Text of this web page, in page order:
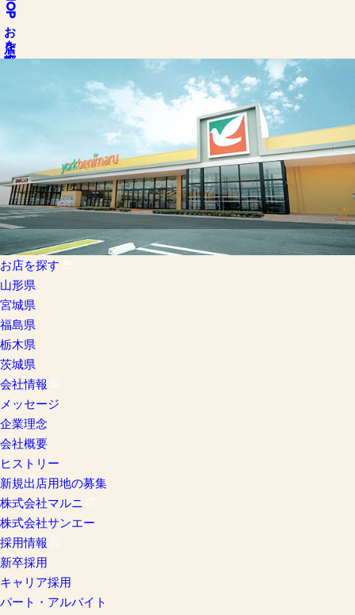
お店を探す
お店を探す
山形県
宮城県
福島県
栃木県
茨城県
会社情報
メッセージ
企業理念
会社概要
ヒストリー
新規出店用地の募集
株式会社マルニ
株式会社サンエー
採用情報
新卒採用
キャリア採用
パート・アルバイト